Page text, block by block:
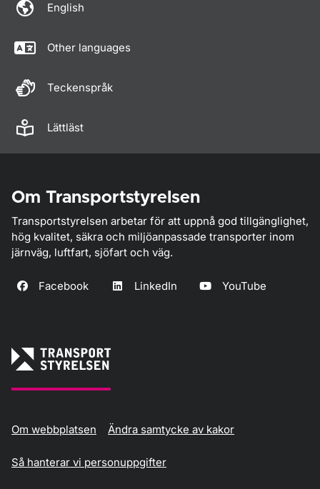
English
Other languages
Teckenspråk
Lättläst
Om Transportstyrelsen
Transportstyrelsen arbetar för att uppnå god tillgänglighet,
hög kvalitet, säkra och miljöanpassade transporter inom
järnväg, luftfart, sjöfart och väg.
Facebook LinkedIn YouTube
Om webbplatsen Ändra samtycke av kakor
Så hanterar vi personuppgifter